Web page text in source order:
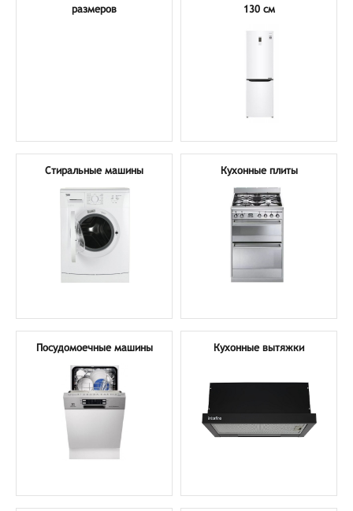
размеров
130 см
Стиральные машины Кухонные плиты
Посудомоечные машины Кухонные вытяжки